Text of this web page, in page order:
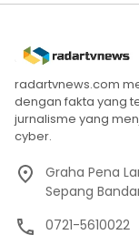
radartvnews.com
dengan fakta yang
jurnalisme yang
cyber.
Graha Pena
Sepang
0721-5610022